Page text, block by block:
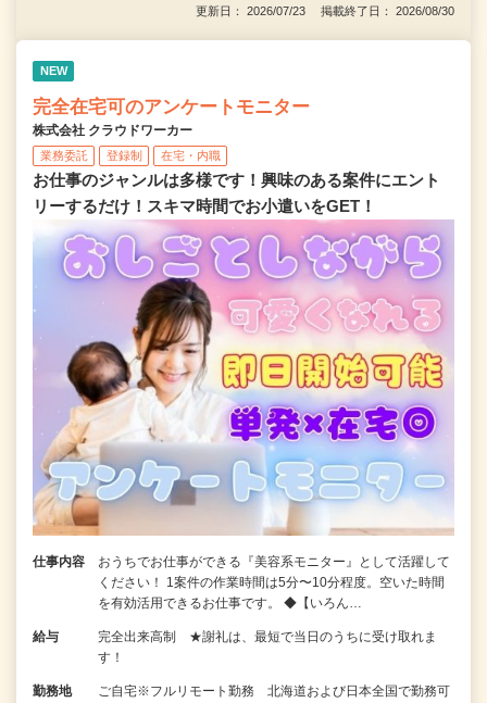
更新日： 2026/07/23 掲載終了日： 2026/08/30
NEW
完全在宅可のアンケートモニター
株式会社 クラウドワーカー
業務委託 登録制 在宅・内職
お仕事のジャンルは多様です！興味のある案件にエント
リーするだけ！スキマ時間でお小遣いをGET！
仕事内容
おうちでお仕事ができる『美容系モニター』として活躍して
ください！ 1案件の作業時間は5分〜10分程度。空いた時間
を有効活用できるお仕事です。 ◆【いろん…
給与
完全出来高制 ★謝礼は、最短で当日のうちに受け取れま
す！
勤務地
ご自宅※フルリモート勤務 北海道および日本全国で勤務可